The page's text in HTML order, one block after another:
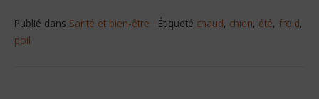
Publié dans Santé et bien-être Étiqueté chaud, chien, été, froid,
poil